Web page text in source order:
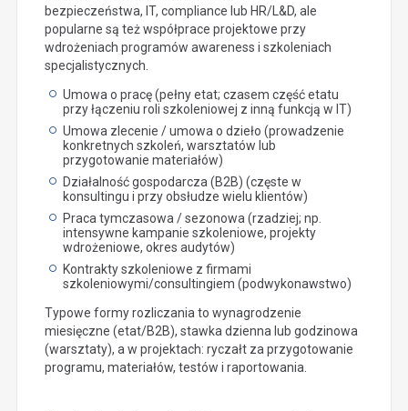
bezpieczeństwa, IT, compliance lub HR/L&D, ale
popularne są też współprace projektowe przy
wdrożeniach programów awareness i szkoleniach
specjalistycznych.
Umowa o pracę (pełny etat; czasem część etatu
przy łączeniu roli szkoleniowej z inną funkcją w IT)
Umowa zlecenie / umowa o dzieło (prowadzenie
konkretnych szkoleń, warsztatów lub
przygotowanie materiałów)
Działalność gospodarcza (B2B) (częste w
konsultingu i przy obsłudze wielu klientów)
Praca tymczasowa / sezonowa (rzadziej; np.
intensywne kampanie szkoleniowe, projekty
wdrożeniowe, okres audytów)
Kontrakty szkoleniowe z firmami
szkoleniowymi/consultingiem (podwykonawstwo)
Typowe formy rozliczania to wynagrodzenie
miesięczne (etat/B2B), stawka dzienna lub godzinowa
(warsztaty), a w projektach: ryczałt za przygotowanie
programu, materiałów, testów i raportowania.